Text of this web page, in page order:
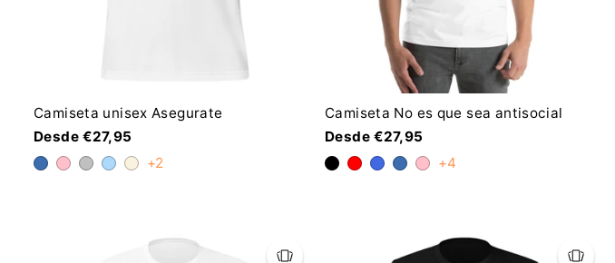
Camiseta unisex Asegurate
Desde €27,95
+2
Camiseta No es que sea antisocial
Desde €27,95
+4